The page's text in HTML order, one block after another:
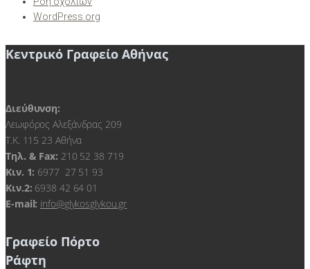
WordPress.org
Κεντρικό Γραφείο Αθήνας
Διεύθυνση:
Λεωφόρος Αλεξάνδρας 209
Τ.Κ. 115 23 Αθήνα
Τηλ. & Fax: 210 52 38 719
Kιν. 1: 6977 27 51 93
Κιν.2: 6938 42 64 01
E-mail: info@glykosglykou.gr
Γραφείο Πόρτο
Ράφτη